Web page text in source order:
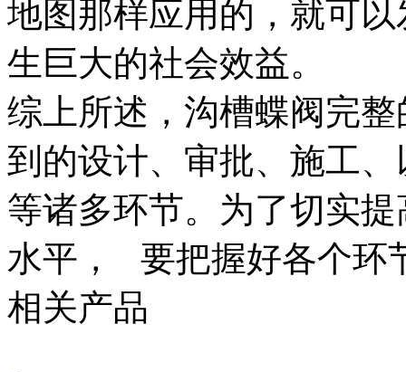
地图那样应用的，就可
生巨大的社会效益。
综上所述，沟槽蝶阀完
到的设计、审批、施工
等诸多环节。为了切实
水平， 要把握好各个环
相关产品